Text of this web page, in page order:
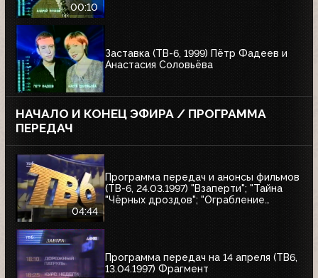
00:10
Заставка (ТВ-6, 1999) Пётр Фадеев и
Анастасия Соловьёва
НАЧАЛО И КОНЕЦ ЭФИРА / ПРОГРАММА
ПЕРЕДАЧ
04:44
Программа передач и анонсы фильмов
(ТВ-6, 24.03.1997) "Взаперти"; "Тайна
"Чёрных дроздов"; "Ограбление
Программа передач на 14 апреля (ТВ6,
13.04.1997) Фрагмент